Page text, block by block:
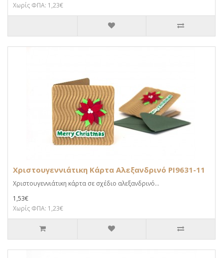
Χωρίς ΦΠΑ: 1,23€
Χριστουγεννιάτικη Κάρτα Αλεξανδρινό PI9631-11
Χριστουγεννιάτικη κάρτα σε σχέδιο αλεξανδρινό...
1,53€
Χωρίς ΦΠΑ: 1,23€